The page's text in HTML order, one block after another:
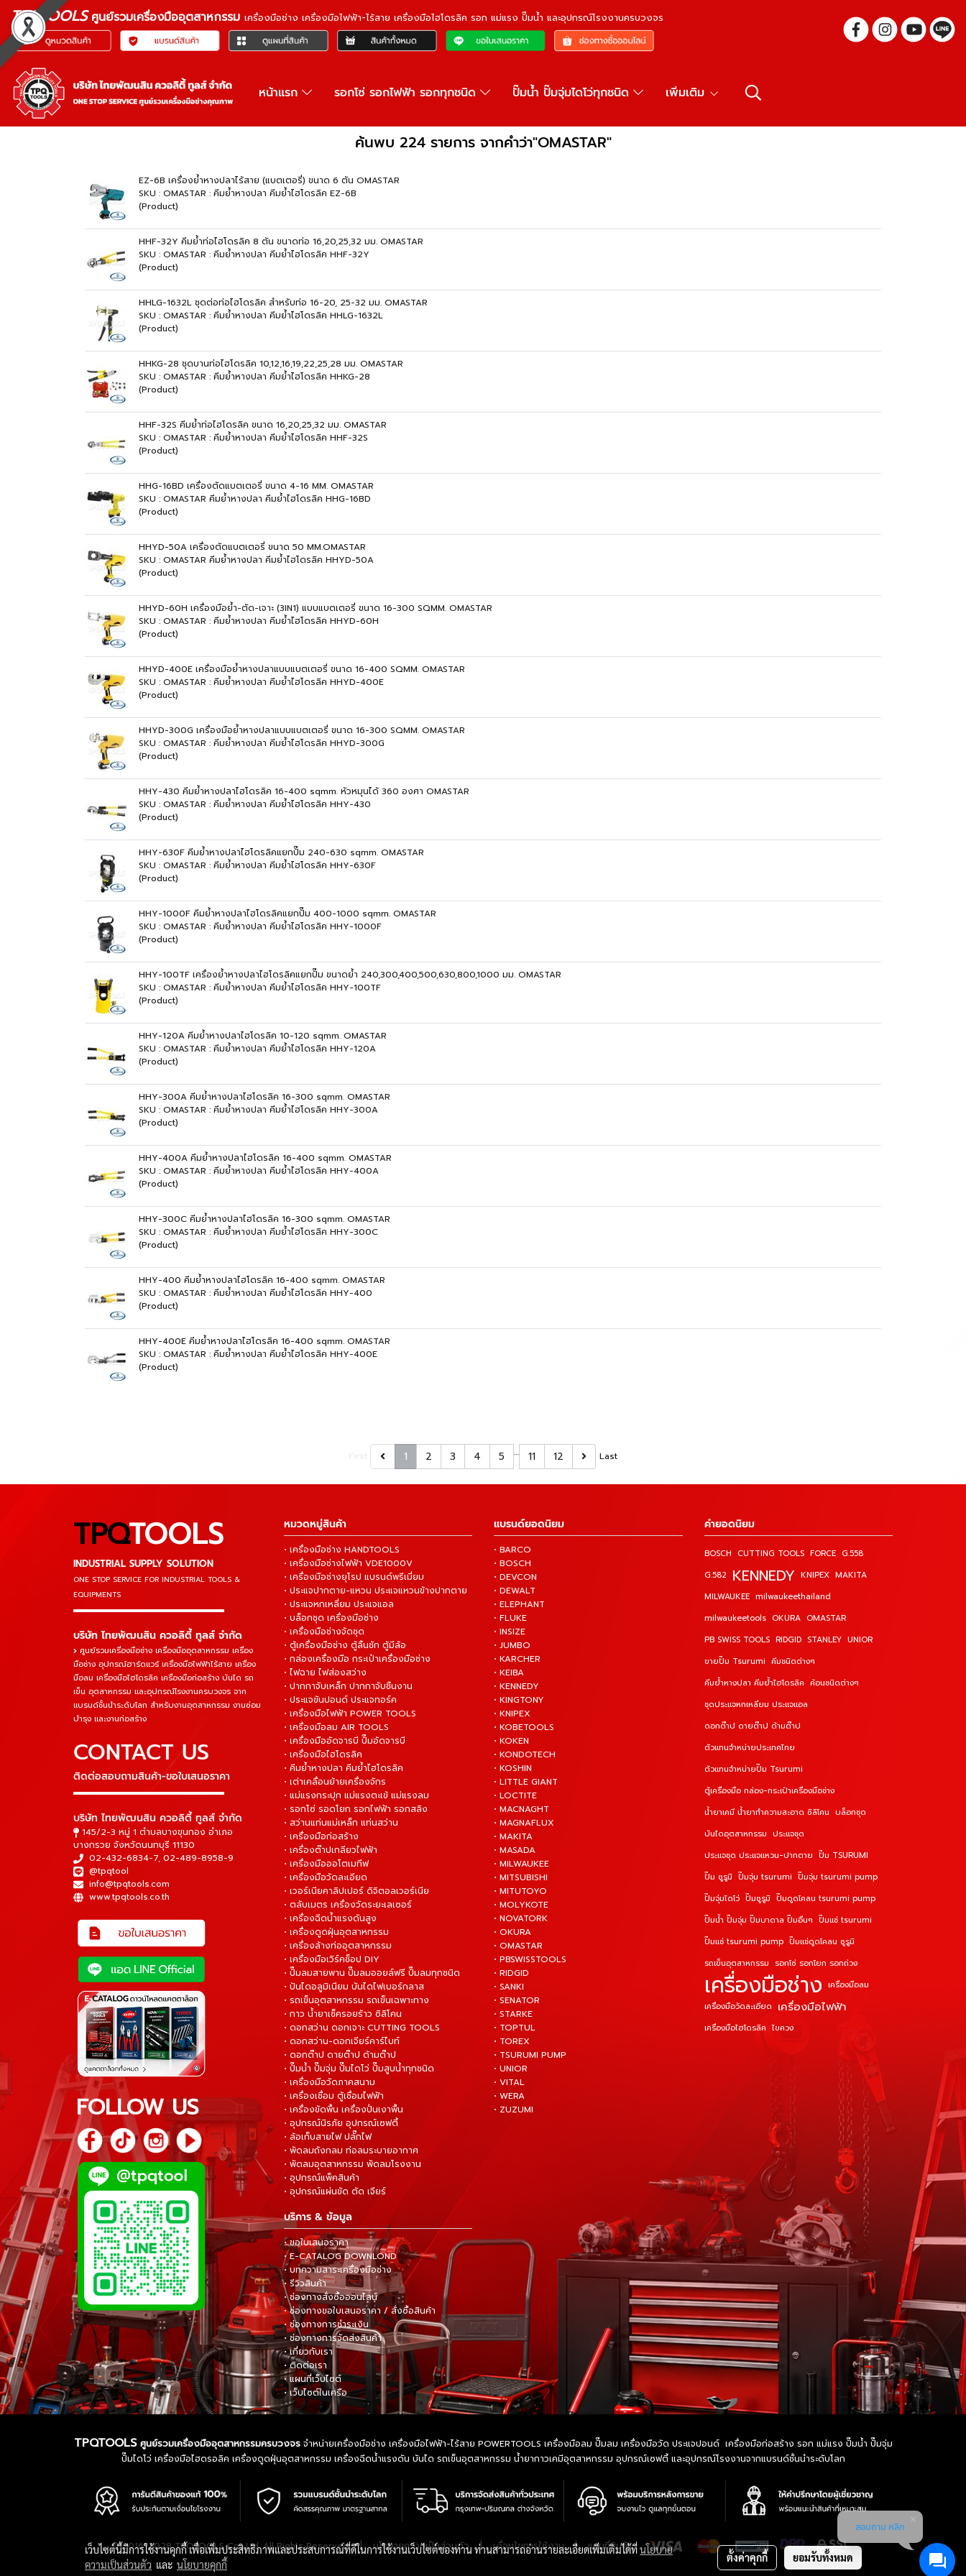
TPQTOOLSศูนย์รวมเครื่องมืออุตสาหกรรม เครื่องมือช่าง เครื่องมือไฟฟ้า-ไร้สาย เครื่องมือไฮโดรลิค รอก แม่แรง ปั๊มน้ำ และอุปกรณ์โรงงานครบวงจร
หน้าแรก รอกโซ่ รอกไฟฟ้า รอกทุกชนิด ปั๊มน้ำ ปั๊มจุ่มไดโว่ทุกชนิด เพิ่มเติม
ค้นพบ 224 รายการ จากคำว่า"OMASTAR"
EZ-6B เครื่องย้ำหางปลาไร้สาย (แบตเตอรี่) ขนาด 6 ตัน OMASTAR
SKU : OMASTAR : คีมย้ำหางปลา คีมย้ำไฮโดรลิค EZ-6B
(Product)
HHF-32Y คีมย้ำท่อไฮโดรลิค 8 ตัน ขนาดท่อ 16,20,25,32 มม. OMASTAR
SKU : OMASTAR : คีมย้ำหางปลา คีมย้ำไฮโดรลิค HHF-32Y
(Product)
HHLG-1632L ชุดต่อท่อไฮโดรลิค สำหรับท่อ 16-20, 25-32 มม. OMASTAR
SKU : OMASTAR : คีมย้ำหางปลา คีมย้ำไฮโดรลิค HHLG-1632L
(Product)
HHKG-28 ชุดบานท่อไฮโดรลิค 10,12,16,19,22,25,28 มม. OMASTAR
SKU : OMASTAR : คีมย้ำหางปลา คีมย้ำไฮโดรลิค HHKG-28
(Product)
HHF-32S คีมย้ำท่อไฮโดรลิค ขนาด 16,20,25,32 มม. OMASTAR
SKU : OMASTAR : คีมย้ำหางปลา คีมย้ำไฮโดรลิค HHF-32S
(Product)
HHG-16BD เครื่องตัดแบตเตอรี่ ขนาด 4-16 MM. OMASTAR
SKU : OMASTAR คีมย้ำหางปลา คีมย้ำไฮโดรลิค HHG-16BD
(Product)
HHYD-50A เครื่องตัดแบตเตอรี่ ขนาด 50 MM.OMASTAR
SKU : OMASTAR คีมย้ำหางปลา คีมย้ำไฮโดรลิค HHYD-50A
(Product)
HHYD-60H เครื่องมือย้ำ-ตัด-เจาะ (3IN1) แบบแบตเตอรี่ ขนาด 16-300 SQMM. OMASTAR
SKU : OMASTAR : คีมย้ำหางปลา คีมย้ำไฮโดรลิค HHYD-60H
(Product)
HHYD-400E เครื่องมือย้ำหางปลาแบบแบตเตอรี่ ขนาด 16-400 SQMM. OMASTAR
SKU : OMASTAR : คีมย้ำหางปลา คีมย้ำไฮโดรลิค HHYD-400E
(Product)
HHYD-300G เครื่องมือย้ำหางปลาแบบแบตเตอรี่ ขนาด 16-300 SQMM. OMASTAR
SKU : OMASTAR : คีมย้ำหางปลา คีมย้ำไฮโดรลิค HHYD-300G
(Product)
HHY-430 คีมย้ำหางปลาไฮโดรลิค 16-400 sqmm. หัวหมุนได้ 360 องศา OMASTAR
SKU : OMASTAR : คีมย้ำหางปลา คีมย้ำไฮโดรลิค HHY-430
(Product)
HHY-630F คีมย้ำหางปลาไฮโดรลิคแยกปั๊ม 240-630 sqmm. OMASTAR
SKU : OMASTAR : คีมย้ำหางปลา คีมย้ำไฮโดรลิค HHY-630F
(Product)
HHY-1000F คีมย้ำหางปลาไฮโดรลิคแยกปั๊ม 400-1000 sqmm. OMASTAR
SKU : OMASTAR : คีมย้ำหางปลา คีมย้ำไฮโดรลิค HHY-1000F
(Product)
HHY-100TF เครื่องย้ำหางปลาไฮโดรลิคแยกปั๊ม ขนาดย้ำ 240,300,400,500,630,800,1000 มม. OMASTAR
SKU : OMASTAR : คีมย้ำหางปลา คีมย้ำไฮโดรลิค HHY-100TF
(Product)
HHY-120A คีมย้ำหางปลาไฮโดรลิค 10-120 sqmm. OMASTAR
SKU : OMASTAR : คีมย้ำหางปลา คีมย้ำไฮโดรลิค HHY-120A
(Product)
HHY-300A คีมย้ำหางปลาไฮโดรลิค 16-300 sqmm. OMASTAR
SKU : OMASTAR : คีมย้ำหางปลา คีมย้ำไฮโดรลิค HHY-300A
(Product)
HHY-400A คีมย้ำหางปลาไฮโดรลิค 16-400 sqmm. OMASTAR
SKU : OMASTAR : คีมย้ำหางปลา คีมย้ำไฮโดรลิค HHY-400A
(Product)
HHY-300C คีมย้ำหางปลาไฮโดรลิค 16-300 sqmm. OMASTAR
SKU : OMASTAR : คีมย้ำหางปลา คีมย้ำไฮโดรลิค HHY-300C
(Product)
HHY-400 คีมย้ำหางปลาไฮโดรลิค 16-400 sqmm. OMASTAR
SKU : OMASTAR : คีมย้ำหางปลา คีมย้ำไฮโดรลิค HHY-400
(Product)
HHY-400E คีมย้ำหางปลาไฮโดรลิค 16-400 sqmm. OMASTAR
SKU : OMASTAR : คีมย้ำหางปลา คีมย้ำไฮโดรลิค HHY-400E
(Product)
1 2 3 4 5 … 11 12 Last
TPQTOOLS
INDUSTRIAL SUPPLY SOLUTION
ONE STOP SERVICE FOR INDUSTRIAL TOOLS &
EQUIPMENTS
▬▬▬▬▬▬▬▬▬▬▬▬▬▬▬
บริษัท ไทยพัฒนสิน ควอลิตี้ ทูลส์ จำกัด
ศูนย์รวมเครื่องมือช่าง เครื่องมืออุตสาหกรรม เครื่อง
มือช่าง อุปกรณ์ฮาร์ดแวร์ เครื่องมือไฟฟ้าไร้สาย เครื่อง
มือลม เครื่องมือไฮโดรลิค เครื่องมือก่อสร้าง บันได รถ
เข็น อุตสาหกรรม และอุปกรณ์โรงงานครบวงจร จาก
แบรนด์ชั้นนำระดับโลก สำหรับงานอุตสาหกรรม งานซ่อม
บำรุง และงานก่อสร้าง
CONTACT US
ติดต่อสอบถามสินค้า-ขอใบเสนอราคา
▬▬▬▬▬▬▬▬▬▬▬▬▬▬▬
บริษัท ไทยพัฒนสิน ควอลิตี้ ทูลส์ จำกัด
145/2-3 หมู่ 1 ตำบลบางขุนกอง อำเภอ
บางกรวย จังหวัดนนทบุรี 11130
02-432-6834-7, 02-489-8958-9
@tpqtool
info@tpqtools.com
www.tpqtools.co.th
FOLLOW US
หมวดหมู่สินค้า
• เครื่องมือช่าง HANDTOOLS
• เครื่องมือช่างไฟฟ้า VDE1000V
• เครื่องมือช่างยุโรป แบรนด์พรีเมี่ยม
• ประแจปากตาย-แหวน ประแจแหวนข้างปากตาย
• ประแจหกเหลี่ยม ประแจแอล
• บล็อกชุด เครื่องมือช่าง
• เครื่องมือช่างจัดชุด
• ตู้เครื่องมือช่าง ตู้ลิ้นชัก ตู้มีล้อ
• กล่องเครื่องมือ กระเป๋าเครื่องมือช่าง
• ไฟฉาย ไฟส่องสว่าง
• ปากกาจับเหล็ก ปากกาจับชิ้นงาน
• ประแจขันปอนด์ ประแจทอร์ค
• เครื่องมือไฟฟ้า POWER TOOLS
• เครื่องมือลม AIR TOOLS
• เครื่องมืออัดจารบี ปั๊มอัดจารบี
• เครื่องมือไฮโดรลิค
• คีมย้ำหางปลา คีมย้ำไฮโดรลิค
• เต่าเคลื่อนย้ายเครื่องจักร
• แม่แรงกระปุก แม่แรงตะเข้ แม่แรงลม
• รอกโซ่ รอดโยก รอกไฟฟ้า รอกสลิง
• สว่านแท่นแม่เหล็ก แท่นสว่าน
• เครื่องมือก่อสร้าง
• เครื่องต๊าปเกลียวไฟฟ้า
• เครื่องมือออโตเมทีฟ
• เครื่องมือวัดละเอียด
• เวอร์เนียคาลิปเปอร์ ดิจิตอลเวอร์เนีย
• ตลับเมตร เครื่องวัดระยะเลเซอร์
• เครื่องฉีดน้ำแรงดันสูง
• เครื่องดูดฝุ่นอุตสาหกรรม
• เครื่องล้างท่ออุตสาหกรรม
• เครื่องมือเวิร์คช็อป DIY
• ปั๊มลมสายพาน ปั๊มลมออยล์ฟรี ปั๊มลมทุกชนิด
• ปันไดอลูมิเนียม บันไดไฟเบอร์กลาส
• รถเข็นอุตสาหกรรม รถเข็นเฉพาะทาง
• กาว น้ำยาเช็ครอยร้าว ซิลิโคน
• ดอกสว่าน ดอกเจาะ CUTTING TOOLS
• ดอกสว่าน-ดอกเจียร์คาร์ไบท์
• ดอกต๊าป ดายต๊าป ด้ามต๊าป
• ปั๊มน้ำ ปั๊มจุ่ม ปั๊มไดโว่ ปั๊มสูบน้ำทุกชนิด
• เครื่องมือวัดภาคสนาม
• เครื่องเชื่อม ตู้เชื่อมไฟฟ้า
• เครื่องขัดพื้น เครื่องปั่นเงาพื้น
• อุปกรณ์นิรภัย อุปกรณ์เซฟตี้
• ล้อเก็บสายไฟ ปลั๊กไฟ
• พัดลมถังกลม ท่อลมระบายอากาศ
• พัดลมอุตสาหกรรม พัดลมโรงงาน
• อุปกรณ์แพ็คสินค้า
• อุปกรณ์แผ่นขัด ตัด เจียร์
แบรนด์ยอดนิยม
• BARCO
• BOSCH
• DEVCON
• DEWALT
• ELEPHANT
• FLUKE
• INSIZE
• JUMBO
• KARCHER
• KEIBA
• KENNEDY
• KINGTONY
• KNIPEX
• KOBETOOLS
• KOKEN
• KONDOTECH
• KOSHIN
• LITTLE GIANT
• LOCTITE
• MACNAGHT
• MAGNAFLUX
• MAKITA
• MASADA
• MILWAUKEE
• MITSUBISHI
• MITUTOYO
• MOLYKOTE
• NOVATORK
• OKURA
• OMASTAR
• PBSWISSTOOLS
• RIDGID
• SANKI
• SENATOR
• STARKE
• TOPTUL
• TOREX
• TSURUMI PUMP
• UNIOR
• VITAL
• WERA
• ZUZUMI
บริการ & ข้อมูล
• ขอใบเสนอราคา
• E-CATALOG DOWNLOND
• บทความสาระเครื่องมือช่าง
• รีวิวสินค้า
• ช่องทางสั่งซื้อออนไลน์
• ช่องทางขอใบเสนอราคา / สั่งซื้อสินค้า
• ช่องทางการชำระเงิน
• ช่องทางการจัดส่งสินค้า
• เกี่ยวกับเรา
• ติดต่อเรา
• แผนที่เว็บไซต์
• เว็บไซต์ในเครือ
คำยอดนิยม
BOSCH CUTTING TOOLS FORCE G.558
G.582 KENNEDY KNIPEX MAKITA
MILWAUKEE milwaukeethailand
milwaukeetools OKURA OMASTAR
PB SWISS TOOLS RIDGID STANLEY UNIOR
ขายปั๊ม Tsurumi คีมชนิดต่างๆ
คีมย้ำหางปลา คีมย้ำไฮโดรลิค ค้อนชนิดต่างๆ
ชุดประแจหกเหลี่ยม ประแจแอล
ดอกต๊าป ดายต๊าป ด้ามต๊าป
ตัวแทนจำหน่ายประเทศไทย
ตัวแทนจำหน่ายปั๊ม Tsurumi
ตู้เครื่องมือ กล่อง-กระเป๋าเครื่องมือช่าง
น้ำยาเคมี น้ำยาทำความสะอาด ซิลิโคน บล็อกชุด
บันไดอุตสาหกรรม ประแจชุด
ประแจชุด ประแจแหวน-ปากตาย ปั๊ม TSURUMI
ปั๊ม ซูรูมิ ปั๊มจุ่ม tsurumi ปั๊มจุ่ม tsurumi pump
ปั๊มจุ่มไดโว่ ปั๊มซูรูมิ ปั๊มดูดโคลน tsurumi pump
ปั๊มน้ำ ปั๊มจุ่ม ปั๊มบาดาล ปั๊มอื่นๆ ปั๊มแช่ tsurumi
ปั๊มแช่ tsurumi pump ปั๊มแช่ดูดโคลน ซูรูมิ
รถเข็นอุตสาหกรรม รอกโซ่ รอกโยก รอกถ่วง
เครื่องมือช่าง เครื่องมือลม
เครื่องมือวัดละเอียด เครื่องมือไฟฟ้า
เครื่องมือไฮโดรลิค ไขควง
TPQTOOLS ศูนย์รวมเครื่องมืออุตสาหกรรมครบวงจรจำหน่ายเครื่องมือช่าง เครื่องมือไฟฟ้า-ไร้สาย POWERTOOLS เครื่องมือลม ปั๊มลม เครื่องมือวัด ประแจปอนด์ เครื่องมือก่อสร้าง รอก แม่แรง ปั๊มน้ำ ปั๊มจุ่ม
ปั๊มไดโว่ เครื่องมือไฮดรอลิค เครื่องดูดฝุ่นอุตสาหกรรม เครื่องฉีดน้ำแรงดัน บันได รถเข็นอุตสาหกรรม น้ำยากาวเคมีอุตสาหกรรม อุปกรณ์เซฟตี้ และอุปกรณ์โรงงานจากแบรนด์ชั้นนำระดับโลก
© 2016-2028 TPQTOOLS Co., Ltd. All Rights Reserved.|นโยบายความเป็นส่วนตัว|เงื่อนไขการใช้งาน|แผนที่สินค้า
เว็บไซต์นี้มีการใช้งานคุกกี้ เพื่อเพิ่มประสิทธิภาพและประสบการณ์ที่ดีในการใช้งานเว็บไซต์ของท่าน ท่านสามารถอ่านรายละเอียดเพิ่มเติมได้ที่นโยบาย
ความเป็นส่วนตัว และ นโยบายคุกกี้
ตั้งค่าคุกกี้ ยอมรับทั้งหมด
สอบถาม คลิก